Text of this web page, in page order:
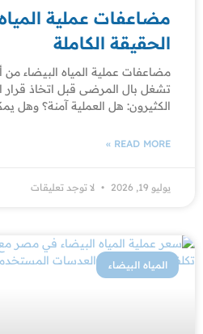
مضاعفات عملية
الحقيقة الكاملة
مضاعفات عملية المياه البيضاء من
تشغل بال المرضى قبل اتخاذ قرار
الكثيرون: هل العملية آمنة؟
READ MORE »
يوليو 19, 2026 لا توجد تعليقات
المياه البيضاء